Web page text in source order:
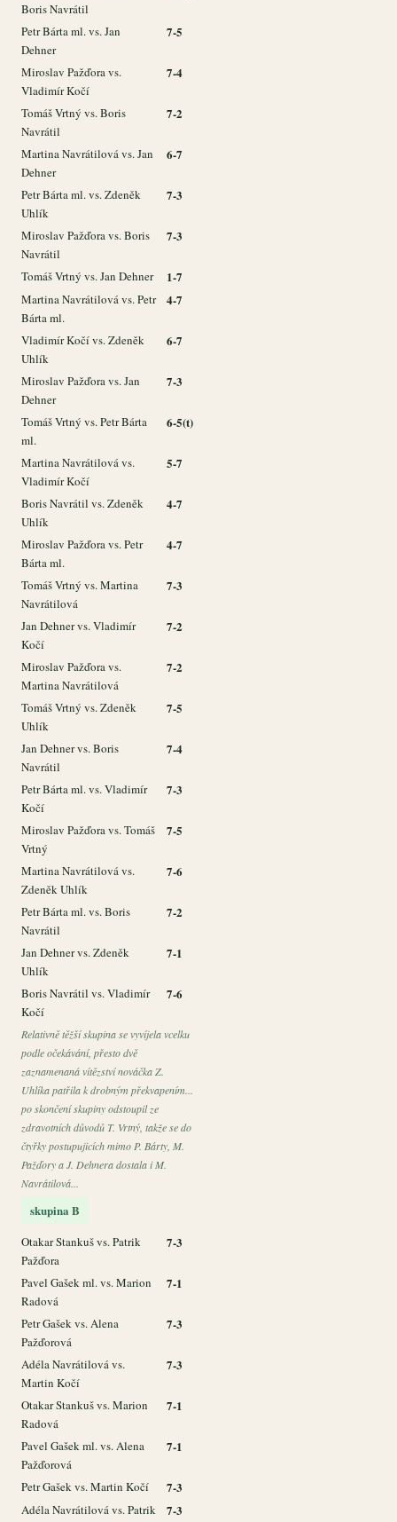
Boris Navrátil
Petr Bárta ml. vs. Jan
Dehner
7-5
Miroslav Pažďora vs.
Vladimír Kočí
7-4
Tomáš Vrtný vs. Boris
Navrátil
7-2
Martina Navrátilová vs. Jan
Dehner
6-7
Petr Bárta ml. vs. Zdeněk
Uhlík
7-3
Miroslav Pažďora vs. Boris
Navrátil
7-3
Tomáš Vrtný vs. Jan Dehner 1-7
Martina Navrátilová vs. Petr
Bárta ml.
4-7
Vladimír Kočí vs. Zdeněk
Uhlík
6-7
Miroslav Pažďora vs. Jan
Dehner
7-3
Tomáš Vrtný vs. Petr Bárta
ml.
6-5(t)
Martina Navrátilová vs.
Vladimír Kočí
5-7
Boris Navrátil vs. Zdeněk
Uhlík
4-7
Miroslav Pažďora vs. Petr
Bárta ml.
4-7
Tomáš Vrtný vs. Martina
Navrátilová
7-3
Jan Dehner vs. Vladimír
Kočí
7-2
Miroslav Pažďora vs.
Martina Navrátilová
7-2
Tomáš Vrtný vs. Zdeněk
Uhlík
7-5
Jan Dehner vs. Boris
Navrátil
7-4
Petr Bárta ml. vs. Vladimír
Kočí
7-3
Miroslav Pažďora vs. Tomáš
Vrtný
7-5
Martina Navrátilová vs.
Zdeněk Uhlík
7-6
Petr Bárta ml. vs. Boris
Navrátil
7-2
Jan Dehner vs. Zdeněk
Uhlík
7-1
Boris Navrátil vs. Vladimír
Kočí
7-6
Relativně těžší skupina se vyvíjela vcelku
podle očekávání, přesto dvě
zaznamenaná vítězství nováčka Z.
Uhlíka patřila k drobným překvapením...
po skončení skupiny odstoupil ze
zdravotních důvodů T. Vrtný, takže se do
čtyřky postupujicích mimo P. Bárty, M.
Pažďory a J. Dehnera dostala i M.
Navrátilová...
skupina B
Otakar Stankuš vs. Patrik
Pažďora
7-3
Pavel Gašek ml. vs. Marion
Radová
7-1
Petr Gašek vs. Alena
Pažďorová
7-3
Adéla Navrátilová vs.
Martin Kočí
7-3
Otakar Stankuš vs. Marion
Radová
7-1
Pavel Gašek ml. vs. Alena
Pažďorová
7-1
Petr Gašek vs. Martin Kočí 7-3
Adéla Navrátilová vs. Patrik
7-3